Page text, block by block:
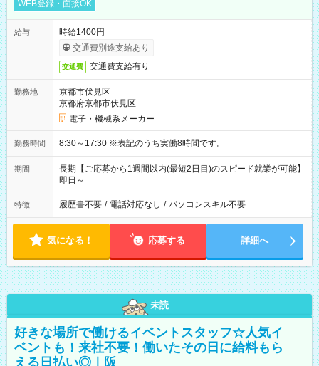
WEB登録・面接OK
給与
時給1400円
交通費別途支給あり
交通費 交通費支給有り
勤務地
京都市伏見区
京都府京都市伏見区
電子・機械系メーカー
勤務時間 8:30～17:30 ※表記のうち実働8時間です。
期間
長期【ご応募から1週間以内(最短2日目)のスピード就業が可能】
即日～
特徴 履歴書不要 / 電話対応なし / パソコンスキル不要
気になる！ 応募する 詳細へ
未読
好きな場所で働けるイベントスタッフ☆人気イ
ベントも！来社不要！働いたその日に給料もら
える日払い◎｜阪